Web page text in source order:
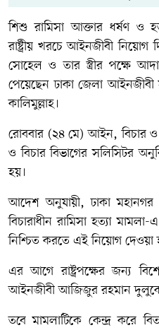
শিশু রামিসা আক্তার ধর্ষণ ও
রাষ্ট্রীয় খরচে আইনজীবী
সোহেল ও তার স্ত্রীর পক্ষে
পেয়েছেন ঢাকা জেলা
কালিমুল্লাহ।
রোববার (২৪ মে) আইন, বিচার
ও বিচার বিভাগের সলিসিটর
হয়।
আদেশ অনুযায়ী, ঢাকা মহানগর
বিচারাধীনরামিসা হত্যা মামলা-এ
নিশ্চিত করতে এই নিয়োগ দেওয়া
এর আগে রাষ্ট্রপক্ষের জন্য
আইনজীবী আজিজুর রহমান দুলুকে
তবে মামলাটিকে কেন্দ্র করে